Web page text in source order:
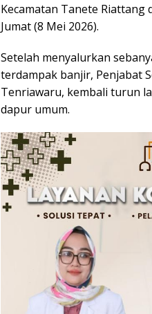
Kecamatan Tanete Riattang
Jumat (8 Mei 2026).
Setelah menyalurkan
terdampak banjir, Penjabat
Tenriawaru, kembali turun
dapur umum.